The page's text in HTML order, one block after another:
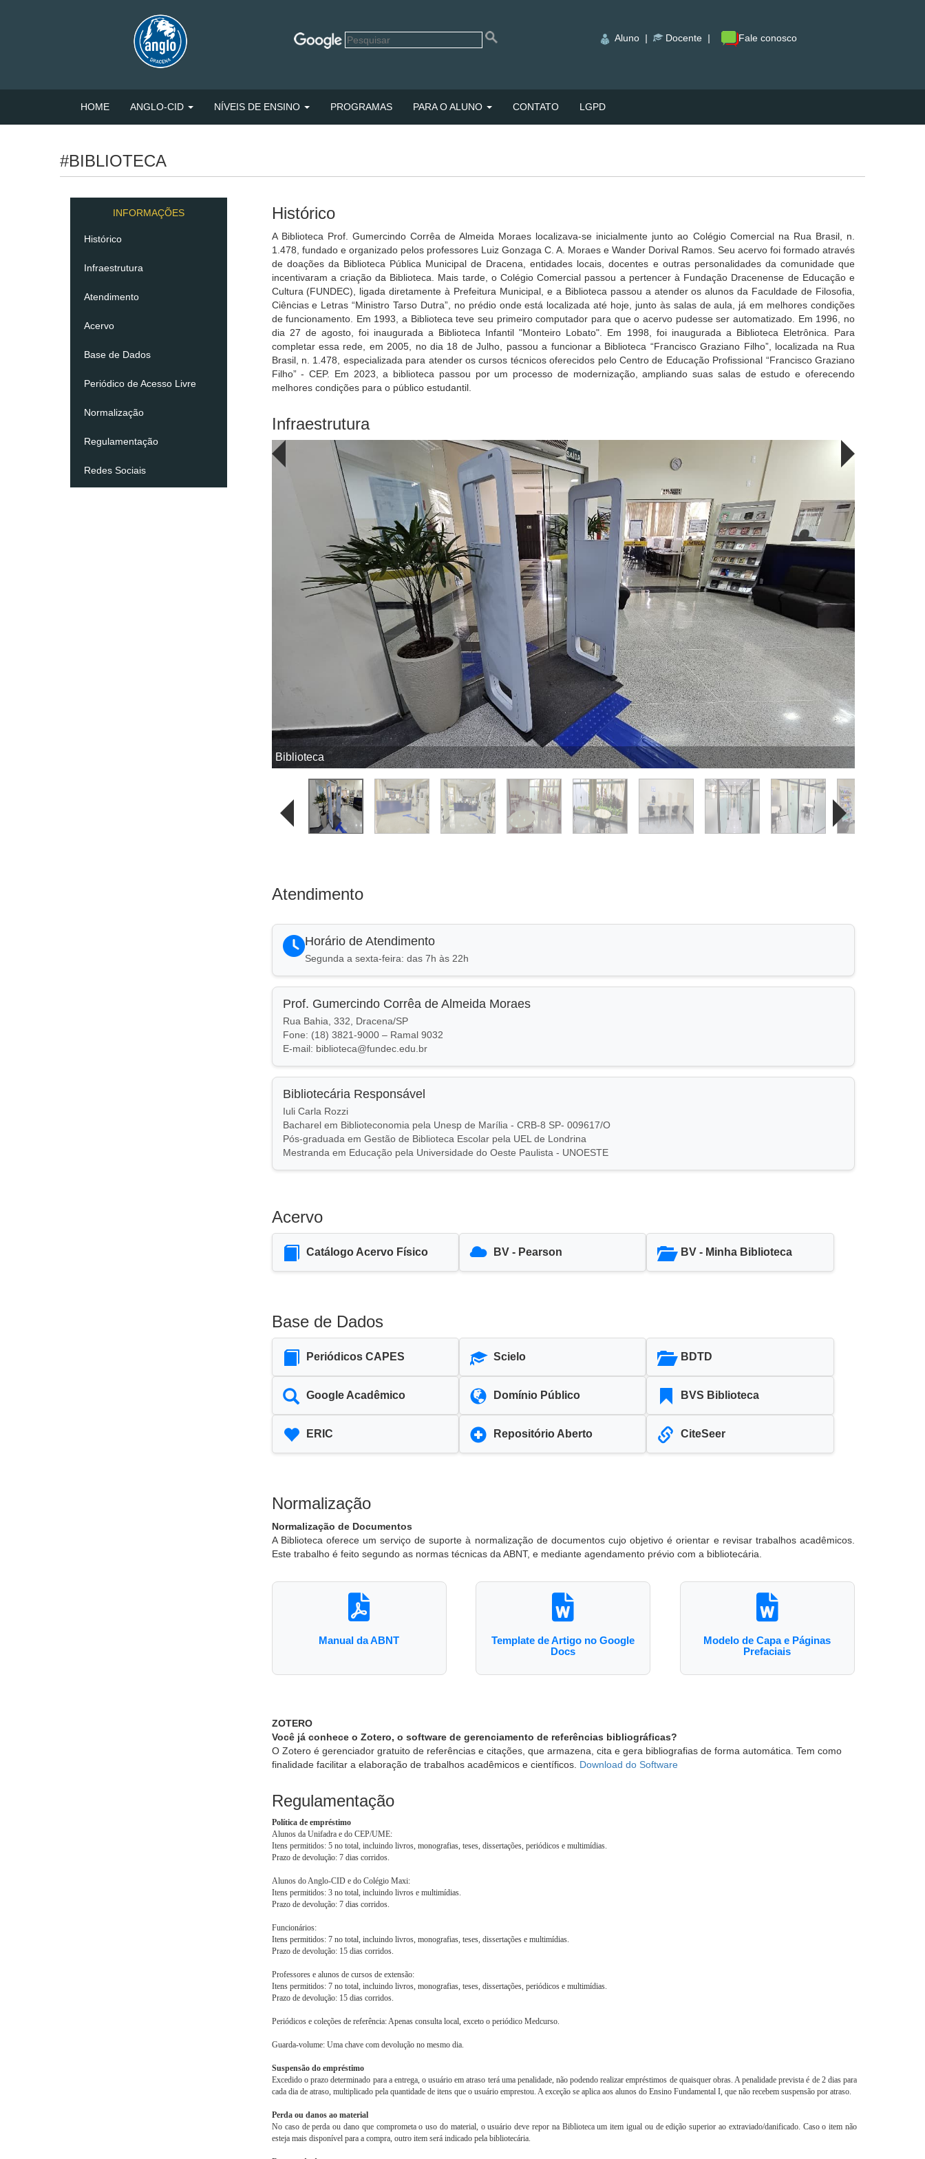
Aluno | Docente | Fale conosco
HOME ANGLO-CID NÍVEIS DE ENSINO PROGRAMAS PARA O ALUNO CONTATO LGPD
#BIBLIOTECA
INFORMAÇÕES
Histórico
Infraestrutura
Atendimento
Acervo
Base de Dados
Periódico de Acesso Livre
Normalização
Regulamentação
Redes Sociais
Histórico
A Biblioteca Prof. Gumercindo Corrêa de Almeida Moraes localizava-se inicialmente junto ao Colégio Comercial na Rua Brasil, n.
1.478, fundado e organizado pelos professores Luiz Gonzaga C. A. Moraes e Wander Dorival Ramos. Seu acervo foi formado através
de doações da Biblioteca Pública Municipal de Dracena, entidades locais, docentes e outras personalidades da comunidade que
incentivaram a criação da Biblioteca. Mais tarde, o Colégio Comercial passou a pertencer à Fundação Dracenense de Educação e
Cultura (FUNDEC), ligada diretamente à Prefeitura Municipal, e a Biblioteca passou a atender os alunos da Faculdade de Filosofia,
Ciências e Letras “Ministro Tarso Dutra”, no prédio onde está localizada até hoje, junto às salas de aula, já em melhores condições
de funcionamento. Em 1993, a Biblioteca teve seu primeiro computador para que o acervo pudesse ser automatizado. Em 1996, no
dia 27 de agosto, foi inaugurada a Biblioteca Infantil "Monteiro Lobato". Em 1998, foi inaugurada a Biblioteca Eletrônica. Para
completar essa rede, em 2005, no dia 18 de Julho, passou a funcionar a Biblioteca “Francisco Graziano Filho”, localizada na Rua
Brasil, n. 1.478, especializada para atender os cursos técnicos oferecidos pelo Centro de Educação Profissional “Francisco Graziano
Filho” - CEP. Em 2023, a biblioteca passou por um processo de modernização, ampliando suas salas de estudo e oferecendo
melhores condições para o público estudantil.
Infraestrutura
Biblioteca
Atendimento
Horário de Atendimento
Segunda a sexta-feira: das 7h às 22h
Prof. Gumercindo Corrêa de Almeida Moraes
Rua Bahia, 332, Dracena/SP
Fone: (18) 3821-9000 – Ramal 9032
E-mail: biblioteca@fundec.edu.br
Bibliotecária Responsável
Iuli Carla Rozzi
Bacharel em Biblioteconomia pela Unesp de Marília - CRB-8 SP- 009617/O
Pós-graduada em Gestão de Biblioteca Escolar pela UEL de Londrina
Mestranda em Educação pela Universidade do Oeste Paulista - UNOESTE
Acervo
Catálogo Acervo Físico BV - Pearson BV - Minha Biblioteca
Base de Dados
Periódicos CAPES Scielo BDTD
Google Acadêmico Domínio Público BVS Biblioteca
ERIC Repositório Aberto CiteSeer
Normalização
Normalização de Documentos
A Biblioteca oferece um serviço de suporte à normalização de documentos cujo objetivo é orientar e revisar trabalhos acadêmicos.
Este trabalho é feito segundo as normas técnicas da ABNT, e mediante agendamento prévio com a bibliotecária.
Manual da ABNT
Template de Artigo no Google
Docs
Modelo de Capa e Páginas
Prefaciais
ZOTERO
Você já conhece o Zotero, o software de gerenciamento de referências bibliográficas?
O Zotero é gerenciador gratuito de referências e citações, que armazena, cita e gera bibliografias de forma automática. Tem como
finalidade facilitar a elaboração de trabalhos acadêmicos e científicos. Download do Software
Regulamentação